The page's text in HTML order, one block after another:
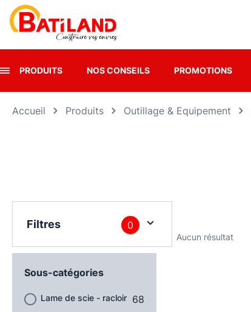
PRODUITS NOS CONSEILS PROMOTIONS
Accueil Produits Outillage & Equipement
Filtres 0
Sous-catégories
Lame de scie - racloir 68
Aucun résultat
Panneau de gestion des cookies